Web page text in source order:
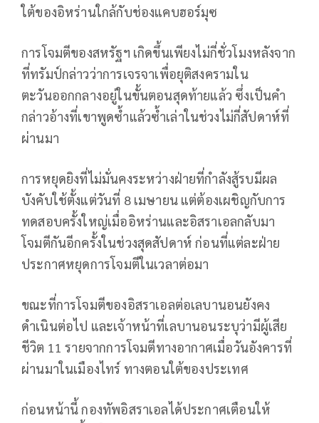
ใต้ของอิหร่านใกล้กับช่องแคบฮอร์มุซ
การโจมตีของสหรัฐฯ เกิดขึ้นเพียงไม่กี่ชั่วโมงหลังจาก
ที่ทรัมป์กล่าวว่าการเจรจาเพื่อยุติสงครามใน
ตะวันออกกลางอยู่ในขั้นตอนสุดท้ายแล้ว ซึ่งเป็นคำ
กล่าวอ้างที่เขาพูดซ้ำแล้วซ้ำเล่าในช่วงไม่กี่สัปดาห์ที่
ผ่านมา
การหยุดยิงที่ไม่มั่นคงระหว่างฝ่ายที่กำลังสู้รบมีผล
บังคับใช้ตั้งแต่วันที่ 8 เมษายน แต่ต้องเผชิญกับการ
ทดสอบครั้งใหญ่เมื่ออิหร่านและอิสราเอลกลับมา
โจมตีกันอีกครั้งในช่วงสุดสัปดาห์ ก่อนที่แต่ละฝ่าย
ประกาศหยุดการโจมตีในเวลาต่อมา
ขณะที่การโจมตีของอิสราเอลต่อเลบานอนยังคง
ดำเนินต่อไป และเจ้าหน้าที่เลบานอนระบุว่ามีผู้เสีย
ชีวิต 11 รายจากการโจมตีทางอากาศเมื่อวันอังคารที่
ผ่านมาในเมืองไทร์ ทางตอนใต้ของประเทศ
ก่อนหน้านี้ กองทัพอิสราเอลได้ประกาศเตือนให้